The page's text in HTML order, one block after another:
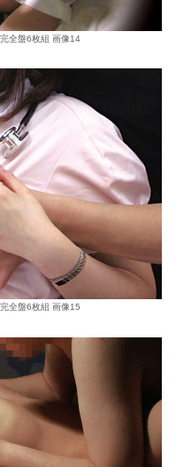
全盤6枚組 画像14
全盤6枚組 画像15